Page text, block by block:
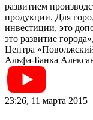
развитием
продукции. Для
инвестиции, это
это развитие
Центра
Альфа-Банка
23:26, 11 марта 2015